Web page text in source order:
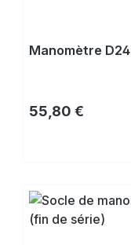
Manomètre D24
Prix régulier :
55,80 €